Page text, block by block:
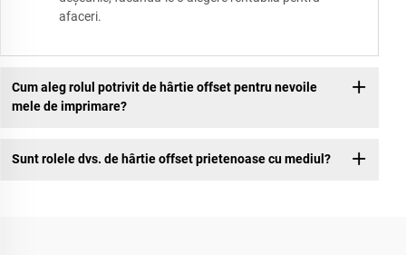
afaceri.
Cum aleg rolul potrivit de hârtie offset pentru nevoile
mele de imprimare?
Sunt rolele dvs. de hârtie offset prietenoase cu mediul?